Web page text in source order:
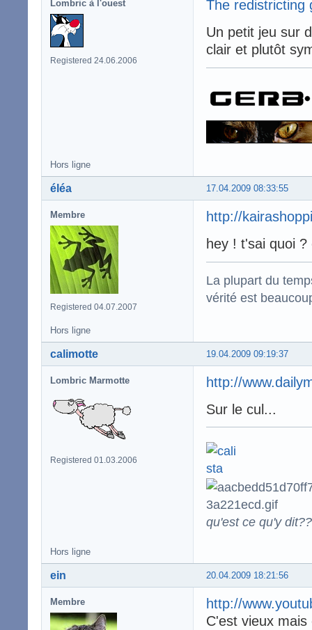
Lombric à l'ouest
Registered 24.06.2006
The redistricting
Un petit jeu sur
clair et plutôt
Hors ligne
17.04.2009 08:33:55
éléa
Membre
Registered 04.07.2007
http://
hey ! t'sai quoi
La plupart du
vérité est
Hors ligne
19.04.2009 09:19:37
calimotte
Lombric Marmotte
Registered 01.03.2006
http://
Sur le cul...
qu'est ce qu'y
Hors ligne
20.04.2009 18:21:56
ein
Membre
http://
C'est vieux